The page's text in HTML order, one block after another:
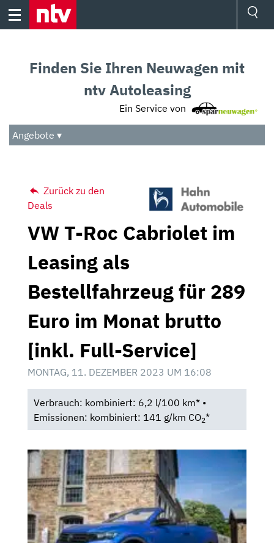
Skip
Audio
Das Beste
Finden Sie Ihren Neuwagen mit
ntv Autoleasing
Ein Service von
Angebote ▾
Zurück zu den
Deals
VW T-Roc Cabriolet im
Leasing als
Bestellfahrzeug für 289
Euro im Monat brutto
[inkl. Full-Service]
MONTAG, 11. DEZEMBER 2023 UM 16:08
Verbrauch: kombiniert: 6,2 l/100 km* •
Emissionen: kombiniert: 141 g/km CO2*